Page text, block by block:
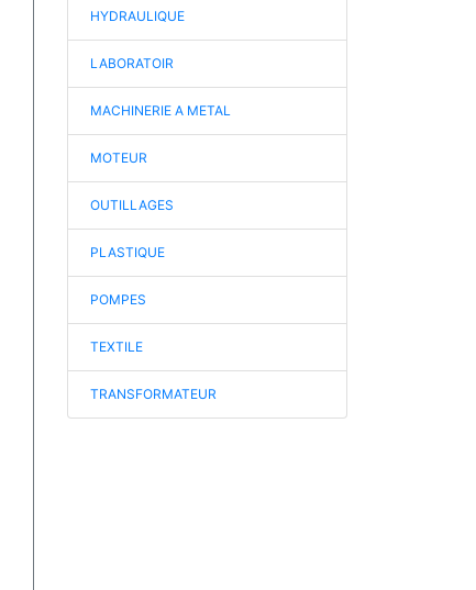
HYDRAULIQUE
LABORATOIR
MACHINERIE A METAL
MOTEUR
OUTILLAGES
PLASTIQUE
POMPES
TEXTILE
TRANSFORMATEUR